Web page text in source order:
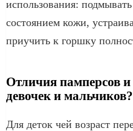
использования:
состоянием кожи,
приучить к горшку
Отличия памперсов и
девочек и мальчиков?
Для деток чей возраст